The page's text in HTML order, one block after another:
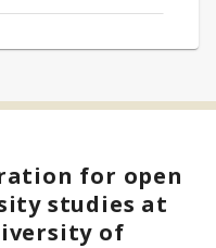
for open
studies at
of